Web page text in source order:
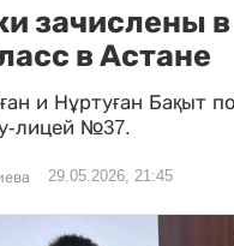
зачислены в
в Астане
и Нұртуған Бақыт
лицей №37.
29.05.2026, 21:45